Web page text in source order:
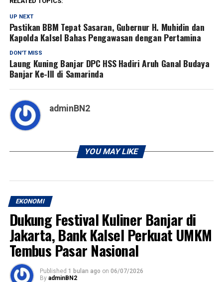
UP NEXT
Pastikan BBM Tepat Sasaran, Gubernur H. Muhidin dan
Kapolda Kalsel Bahas Pengawasan dengan Pertamina
DON'T MISS
Laung Kuning Banjar DPC HSS Hadiri Aruh Ganal Budaya
Banjar Ke-III di Samarinda
adminBN2
YOU MAY LIKE
EKONOMI
Dukung Festival Kuliner Banjar di
Jakarta, Bank Kalsel Perkuat UMKM
Tembus Pasar Nasional
Published 1 bulan ago on 06/07/2026
By adminBN2